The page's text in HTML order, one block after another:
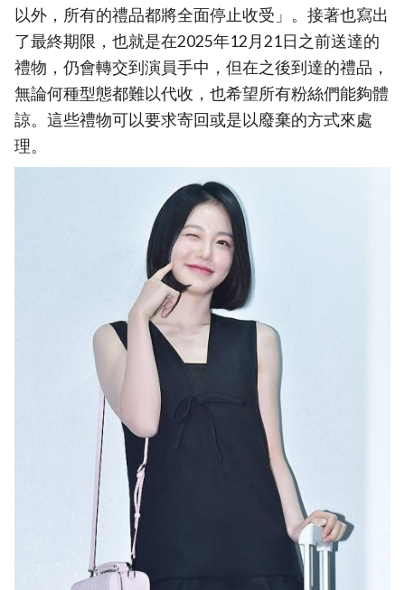
以外，所有的禮品都將全面停止收受」。接著也寫出
了最終期限，也就是在2025年12月21日之前送達的
禮物，仍會轉交到演員手中，但在之後到達的禮品，
無論何種型態都難以代收，也希望所有粉絲們能夠體
諒。這些禮物可以要求寄回或是以廢棄的方式來處
理。